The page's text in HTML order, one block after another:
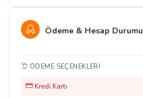
Ödeme & Hesap Durumu
ÖDEME SEÇENEKLERI
Kredi Kartı